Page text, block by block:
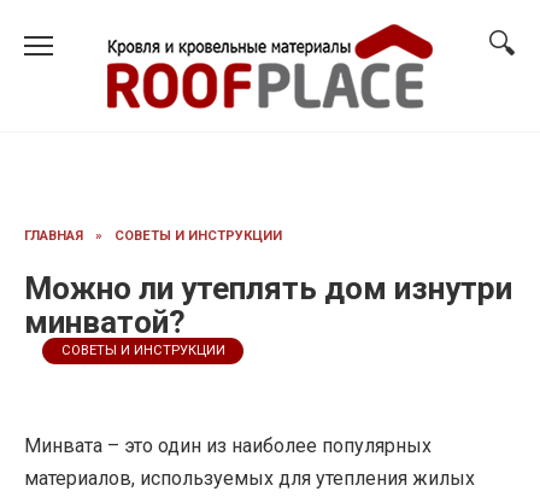
содержанию
ГЛАВНАЯ » СОВЕТЫ И ИНСТРУКЦИИ
Можно ли утеплять дом изнутри
минватой?
СОВЕТЫ И ИНСТРУКЦИИ
Минвата – это один из наиболее популярных
материалов, используемых для утепления жилых